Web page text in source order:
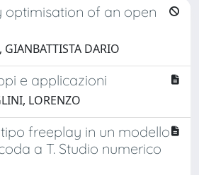
optimisation of an open
DARIO
e applicazioni
LORENZO
freeplay in un modello
a T. Studio numerico